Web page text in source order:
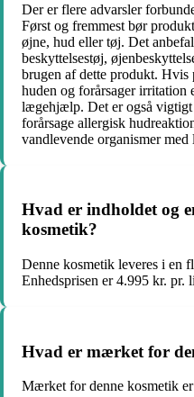
Der er flere advarsler
Først og fremmest bør
øjne, hud eller tøj. Det
beskyttelsestøj,
brugen af dette produkt.
huden og forårsager irritation
lægehjælp. Det er også
forårsage allergisk
vandlevende organismer
Hvad er indholdet og
kosmetik?
Denne kosmetik leveres i en
Enhedsprisen er 4.995 kr. pr.
Hvad er mærket for
Mærket for denne kosmetik